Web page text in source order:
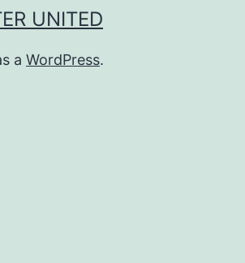
UNITED
a WordPress.